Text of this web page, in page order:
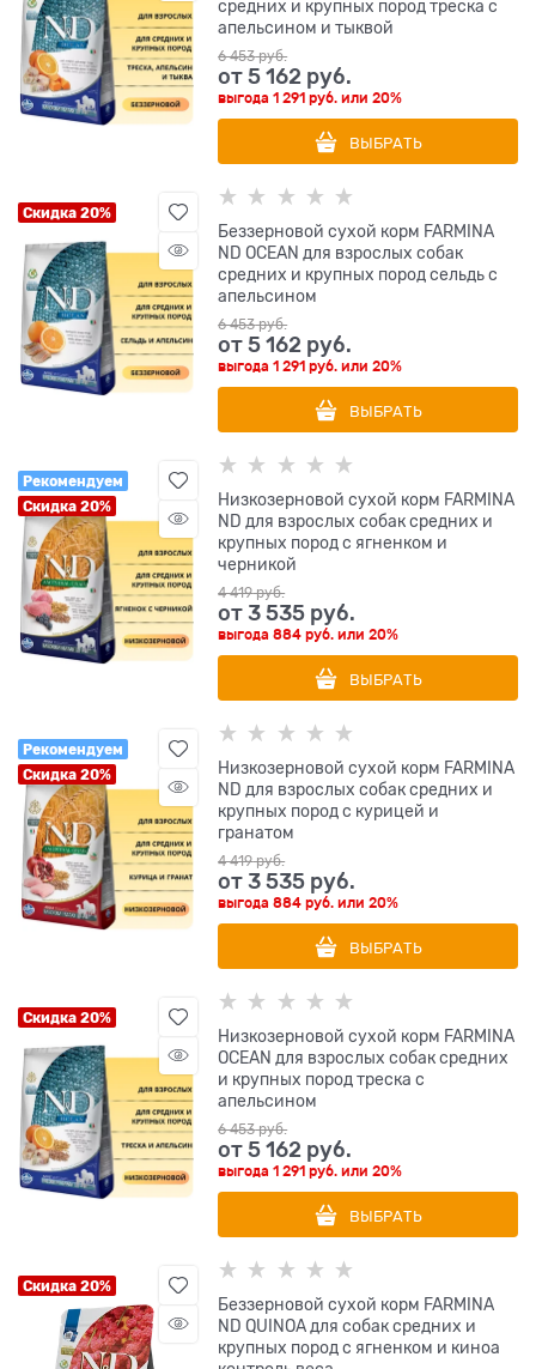
средних и крупных пород треска с
апельсином и тыквой
6 453 руб.
от5 162 руб.
выгода1 291 руб. или20%
ВЫБРАТЬ
Скидка 20%
Беззерновой cухой корм FARMINA
ND OCEAN для взрослых собак
средних и крупных пород сельдь с
апельсином
6 453 руб.
от5 162 руб.
выгода1 291 руб. или20%
ВЫБРАТЬ
Рекомендуем
Скидка 20%
Низкозерновой cухой корм FARMINA
ND для взрослых собак средних и
крупных пород с ягненком и
черникой
4 419 руб.
от3 535 руб.
выгода884 руб. или20%
ВЫБРАТЬ
Рекомендуем
Скидка 20%
Низкозерновой cухой корм FARMINA
ND для взрослых собак средних и
крупных пород с курицей и
гранатом
4 419 руб.
от3 535 руб.
выгода884 руб. или20%
ВЫБРАТЬ
Скидка 20%
Низкозерновой cухой корм FARMINA
OCEAN для взрослых собак средних
и крупных пород треска с
апельсином
6 453 руб.
от5 162 руб.
выгода1 291 руб. или20%
ВЫБРАТЬ
Скидка 20%
Беззерновой cухой корм FARMINA
ND QUINOA для собак средних и
крупных пород с ягненком и киноа